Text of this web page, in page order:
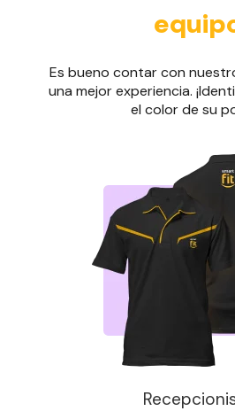
Es bueno contar con
una mejor experiencia.
el color de su